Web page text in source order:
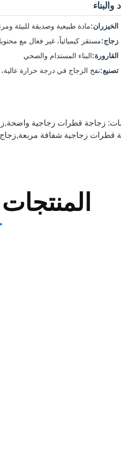
والبناء
الخيزران:مادة طبيعية وصديقة للبيئة
زجاج:مستقر كيميائياً، غير فعال مع
القارورة:البناء المستدام والصحي
تصنيع:نفخ الزجاج في درجة حرارة
زجاجة قطرات زجاجية
زجاجية شفافة مربعة,زجاج شفاف 30 مل,زجاجات الزيوت